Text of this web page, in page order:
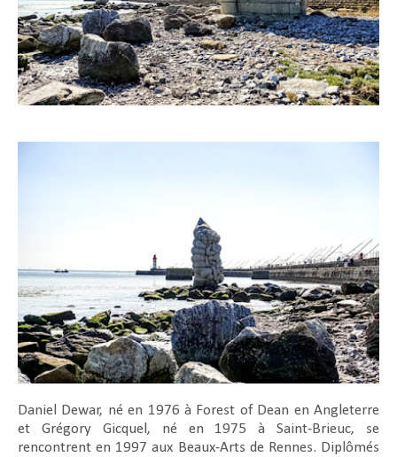
Daniel Dewar, né en 1976 à Forest of Dean en Angleterre
et Grégory Gicquel, né en 1975 à Saint-Brieuc, se
rencontrent en 1997 aux Beaux-Arts de Rennes. Diplômés